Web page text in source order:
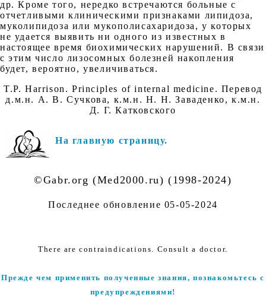
др. Кроме того, нередко встречаются больные с
отчетливыми клиническими признаками липидоза,
муколипидоза или мукополисахаридоза, у которых
не удается выявить ни одного из известных в
настоящее время биохимических нарушений. В связи
с этим число лизосомных болезней накопления
будет, вероятно, увеличиваться.
T.P. Harrison. Principles of internal medicine. Перевод
д.м.н. А. В. Сучкова, к.м.н. Н. Н. Заваденко, к.м.н.
Д. Г. Катковского
На главную страницу.
©Gabr.org (Med2000.ru) (1998-2024)
Последнее обновление 05-05-2024
There are contraindications. Consult a doctor.
Прежде чем применить полученные знания, познакомьтесь с
предупреждениями!